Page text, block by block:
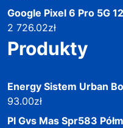
Google Pixel 6 Pro 5G
2 726.02zł
Produkty
Energy Sistem Urban
93.00zł
Pl Gvs Mas Spr583